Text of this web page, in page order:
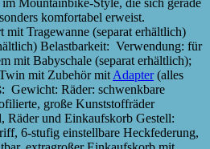
komfortabel erweist.
mit Tragewanne (separat erhältlich)
Belastbarkeit: Verwendung: für
mit Babyschale (separat erhältlich);
mit Zubehör mit Adapter(alles
Gewicht: Räder: schwenkbare
große Kunststoffräder
und Einkaufskorb Gestell:
6-stufig einstellbare Heckfederung,